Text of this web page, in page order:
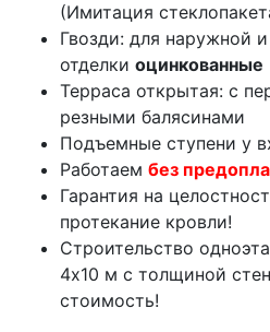
(Имитация
Гвозди: для наружной
отделки оцинкованные
Терраса открытая: с
резными балясинами
Подъемные ступени у
Работаем без
Гарантия на
протекание кровли!
Строительство
4х10 м с толщиной
стоимость!